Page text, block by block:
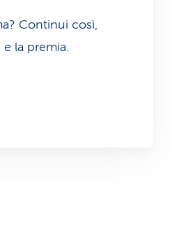
Continui così,
la premia.